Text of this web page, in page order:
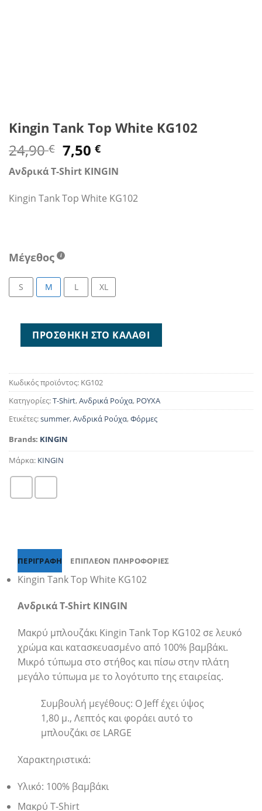
Kingin Tank Top White KG102
24,90€ Original
price
was:
24,90 €.
7,50€Η
τρέχουσα
τιμή
είναι:
7,50 €.
Ανδρικά T-Shirt KINGIN
Kingin Tank Top White KG102
Μέγεθος
S M L XL
ΠΡΟΣΘΉΚΗ ΣΤΟ ΚΑΛΆΘΙ
Κωδικός προϊόντος: KG102
Κατηγορίες:T-Shirt,Ανδρικά Ρούχα, ΡΟΥΧΑ
Ετικέτες:summer,Ανδρικά Ρούχα,Φόρμες
Brands: KINGIN
Μάρκα: KINGIN
ΠΕΡΙΓΡΑΦΉ ΕΠΙΠΛΈΟΝ ΠΛΗΡΟΦΟΡΊΕΣ
Kingin Tank Top White KG102
Ανδρικά T-Shirt KINGIN
Μακρύ μπλουζάκι Kingin Tank Top KG102 σε λευκό
χρώμα και κατασκευασμένο από 100% βαμβάκι.
Μικρό τύπωμα στο στήθος και πίσω στην πλάτη
μεγάλο τύπωμα με το λογότυπο της εταιρείας.
Συμβουλή μεγέθους: Ο Jeff έχει ύψος
1,80 μ., Λεπτός και φοράει αυτό το
μπλουζάκι σε LARGE
Χαρακτηριστικά:
Υλικό: 100% βαμβάκι
Μακρύ T-Shirt